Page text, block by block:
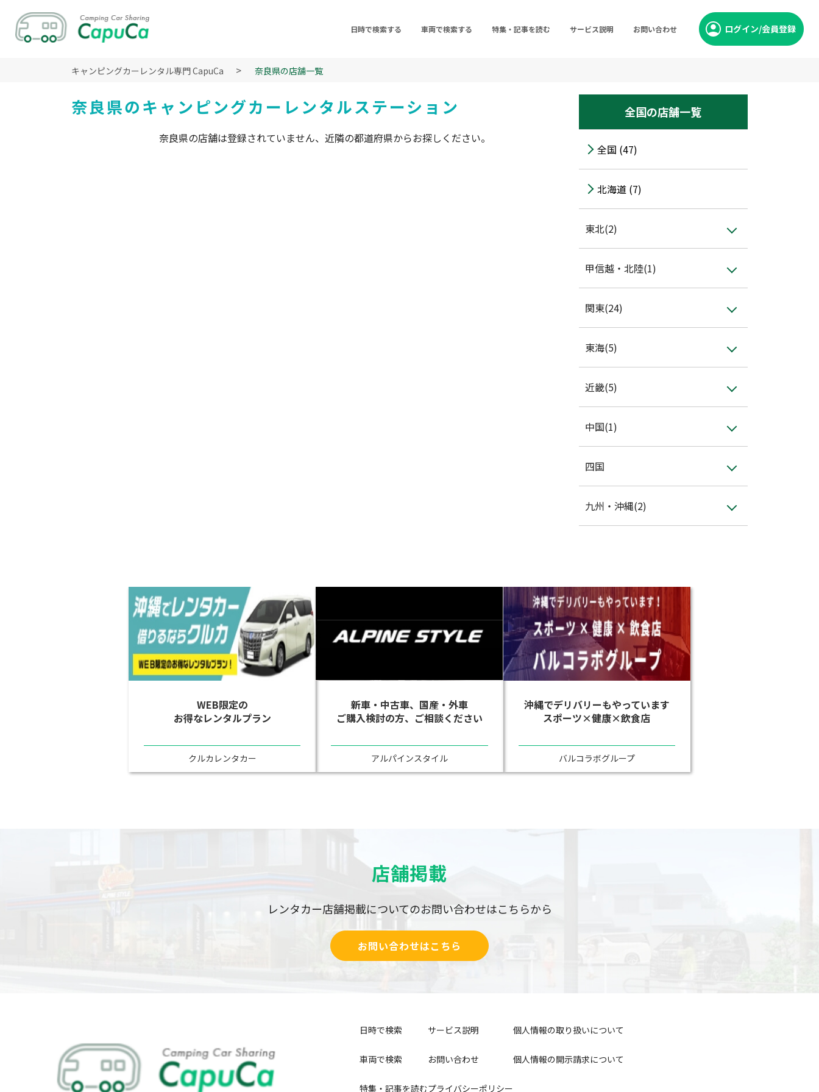
日時で検索する 車両で検索する 特集・記事を読む サービス説明 お問い合わせ ログイン/会員登録
キャンピングカーレンタル専門 CapuCa 奈良県の店舗一覧
奈良県のキャンピングカーレンタルステーション
奈良県の店舗は登録されていません、近隣の都道府県からお探しください。
全国の店舗一覧
全国 (47)
北海道 (7)
東北(2)
甲信越・北陸(1)
関東(24)
東海(5)
近畿(5)
中国(1)
四国
九州・沖縄(2)
WEB限定の
お得なレンタルプラン
クルカレンタカー
新車・中古車、国産・外車
ご購入検討の方、ご相談ください
アルパインスタイル
沖縄でデリバリーもやっています
スポーツ×健康×飲食店
バルコラボグループ
店舗掲載
レンタカー店舗掲載についてのお問い合わせはこちらから
お問い合わせはこちら
日時で検索
車両で検索
特集・記事を読む
サービス説明
お問い合わせ
プライバシーポリシー
個人情報の取り扱いについて
個人情報の開示請求について